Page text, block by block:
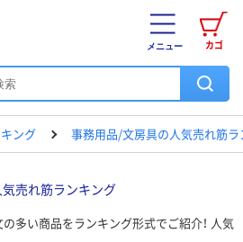
カゴ
メニュー
ング 事務用品/文房具の人気売れ筋ラ
気売れ筋ランキング
多い商品をランキング形式でご紹介！ 人気